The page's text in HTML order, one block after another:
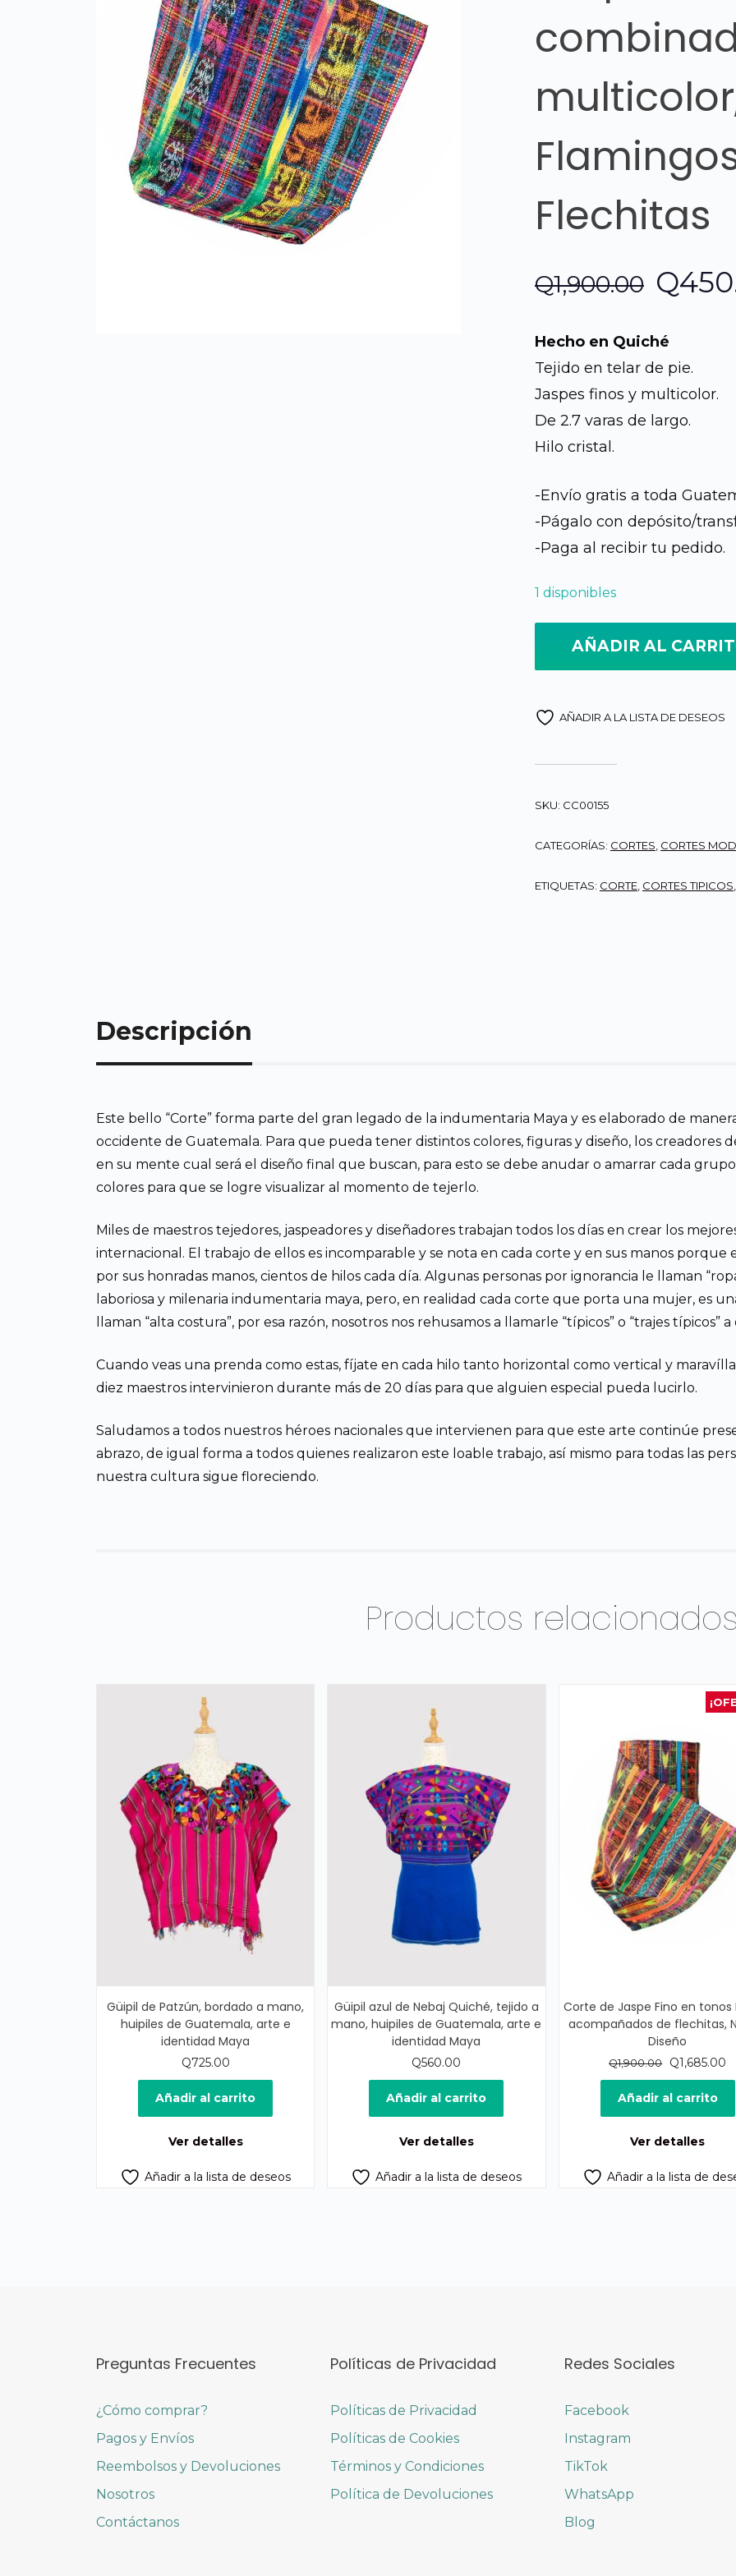
Flechitas
Q1,900.00 El
era:
Q
Hecho en Quiché
Tejido en telar de pie.
Jaspes finos y multicolor.
De 2.7 varas de largo.
Hilo cristal.
-Envío gratis a toda
-Págalo con depósito/
-Paga al recibir tu pedido.
1 disponibles
AÑADIR AL
AÑADIR A LA LISTA DE DESEOS
SKU: CC00155
CATEGORÍAS: CORTES CORTES
ETIQUETAS: CORTE CORTES TIPICOS
Descripción
Este bello “Corte” forma parte del gran legado de la indumentaria Maya y es elaborado de
occidente de Guatemala. Para que pueda tener distintos colores, figuras y diseño, los creadores
en su mente cual será el diseño final que buscan, para esto se debe anudar o amarrar cada
colores para que se logre visualizar al momento de tejerlo.
Miles de maestros tejedores, jaspeadores y diseñadores trabajan todos los días en crear los
internacional. El trabajo de ellos es incomparable y se nota en cada corte y en sus manos
por sus honradas manos, cientos de hilos cada día. Algunas personas por ignorancia le llaman
laboriosa y milenaria indumentaria maya, pero, en realidad cada corte que porta una mujer, es
llaman “alta costura”, por esa razón, nosotros nos rehusamos a llamarle “típicos” o “trajes típicos”
Cuando veas una prenda como estas, fíjate en cada hilo tanto horizontal como vertical y
diez maestros intervinieron durante más de 20 días para que alguien especial pueda lucirlo.
Saludamos a todos nuestros héroes nacionales que intervienen para que este arte continúe
abrazo, de igual forma a todos quienes realizaron este loable trabajo, así mismo para todas las
nuestra cultura sigue floreciendo.
Productos relacionados
Güipil de Patzún, bordado a mano,
huipiles de Guatemala, arte e
identidad Maya
Q725.00
Añadir al carrito
Ver detalles
Añadir a la lista de deseos
Güipil azul de Nebaj Quiché, tejido a
mano, huipiles de Guatemala, arte e
identidad Maya
Q560.00
Añadir al carrito
Ver detalles
Añadir a la lista de deseos
Corte de Jaspe Fino en tonos
acompañados de flechitas,
Diseño
Q1,900.00
El
precio
original
era:
Q1,685.00
es:
Añadir al carrito
Ver detalles
Añadir a la lista de
Preguntas Frecuentes
¿Cómo comprar?
Pagos y Envíos
Reembolsos y Devoluciones
Nosotros
Contáctanos
Políticas de Privacidad
Políticas de Privacidad
Políticas de Cookies
Términos y Condiciones
Política de Devoluciones
Redes Sociales
Facebook
Instagram
TikTok
WhatsApp
Blog